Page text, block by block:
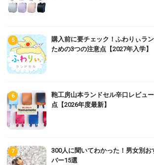
購入前に要チェック！ふわりぃラ
ための3つの注意点【2027年入学】
鞄工房山本ランドセル辛口レビュ
点【2026年度最新】
300人に聞いてわかった！男女別お
バー15選